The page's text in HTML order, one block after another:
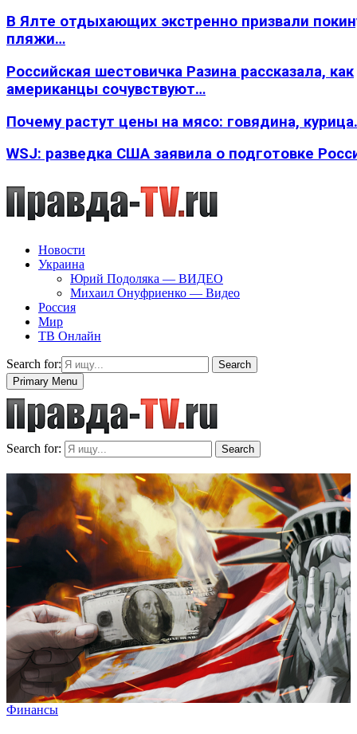
В Ялте отдыхающих экстренно призвали
пляжи…
Российская шестовичка Разина рассказала, как
американцы сочувствуют…
Почему растут цены на мясо: говядина,
WSJ: разведка США заявила о подготовке
Новости
Украина
Юрий Подоляка — ВИДЕО
Михаил Онуфриенко — Видео
Россия
Мир
ТВ Онлайн
Search for:
Search
Primary Menu
Search for: Search
Финансы